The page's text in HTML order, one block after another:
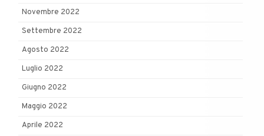
Novembre 2022
Settembre 2022
Agosto 2022
Luglio 2022
Giugno 2022
Maggio 2022
Aprile 2022